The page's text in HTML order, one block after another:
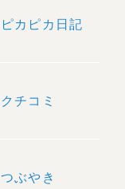
ピカピカ日記
クチコミ
つぶやき